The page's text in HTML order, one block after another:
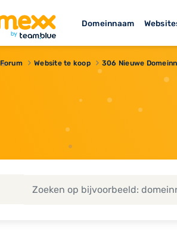
Domeinnaam
Forum Website te koop 306 Nieuwe